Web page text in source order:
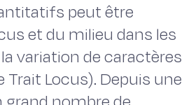
peut être
et du milieu dans les
variation de caractères
Locus). Depuis une